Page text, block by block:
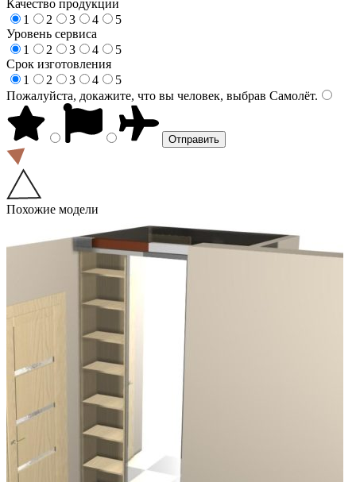
Качество продукции
1
2 3 4
5
Уровень сервиса
1
2 3 4
5
Срок изготовления
1
2 3 4
5
Пожалуйста, докажите, что вы человек, выбрав Самолёт.
Похожие модели